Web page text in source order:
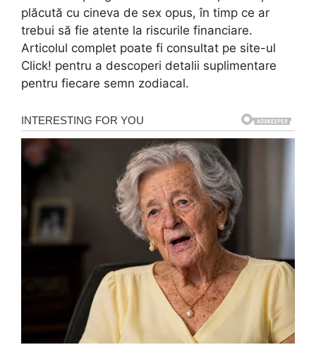
plăcută cu cineva de sex opus, în timp ce ar
trebui să fie atente la riscurile financiare.
Articolul complet poate fi consultat pe site-ul
Click! pentru a descoperi detalii suplimentare
pentru fiecare semn zodiacal.